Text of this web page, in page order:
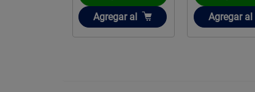
Añadir
Agregar al
Añadir
Agregar al